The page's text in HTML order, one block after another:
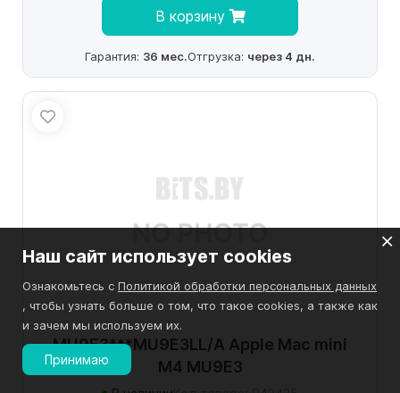
В корзину
Гарантия: 36 мес.Отгрузка: через 4 дн.
MU9E3***MU9E3LL/A Apple Mac mini
M4 MU9E3
Наш сайт использует cookies
Ознакомьтесь с Политикой обработки персональных данных
, чтобы узнать больше о том, что такое cookies, а также как
и зачем мы используем их.
Принимаю